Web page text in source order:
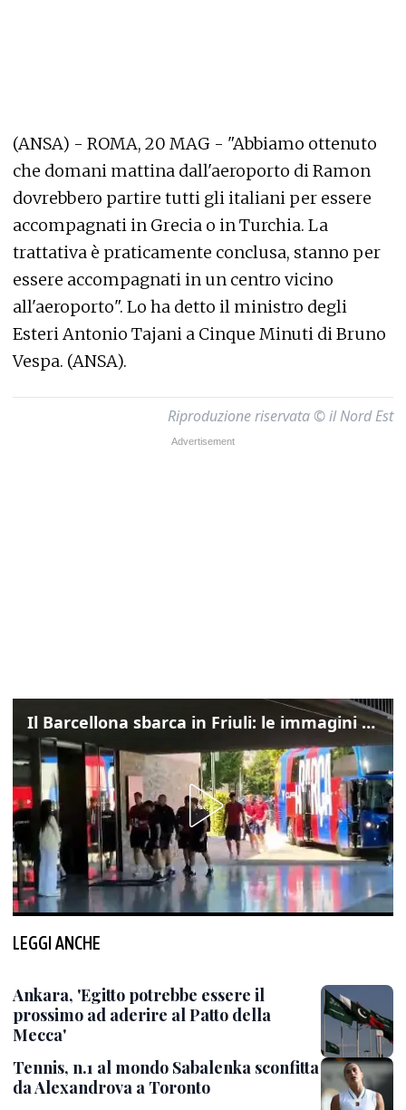
(ANSA) - ROMA, 20 MAG - "Abbiamo ottenuto
che domani mattina dall'aeroporto di Ramon
dovrebbero partire tutti gli italiani per essere
accompagnati in Grecia o in Turchia. La
trattativa è praticamente conclusa, stanno per
essere accompagnati in un centro vicino
all'aeroporto". Lo ha detto il ministro degli
Esteri Antonio Tajani a Cinque Minuti di Bruno
Vespa. (ANSA).
Riproduzione riservata © il Nord Est
Il Barcellona sbarca in Friuli: le immagini dell'arrivo in albergo
LEGGI ANCHE
Ankara, 'Egitto potrebbe essere il
prossimo ad aderire al Patto della
Mecca'
Tennis, n.1 al mondo Sabalenka sconfitta
da Alexandrova a Toronto